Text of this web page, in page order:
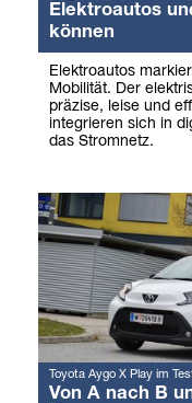
Elektroautos
können
Elektroautos
Mobilität. Der
präzise, leise und
integrieren sich in
das Stromnetz.
Toyota Aygo X Play im
Von A nach B